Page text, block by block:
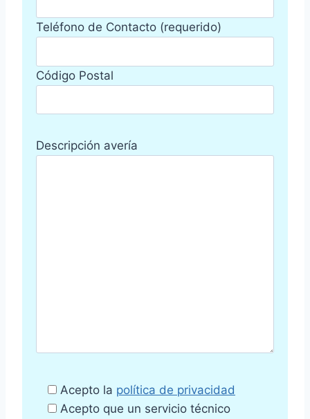
Teléfono de Contacto (requerido)
Código Postal
Descripción avería
Acepto la política de privacidad
Acepto que un servicio técnico